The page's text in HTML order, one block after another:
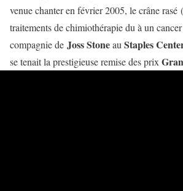
venue chanter en février 2005, le crâne rasé
traitements de chimiothérapie du à un
compagnie de Joss Stoneau Staples
se tenait la prestigieuse remise des prix